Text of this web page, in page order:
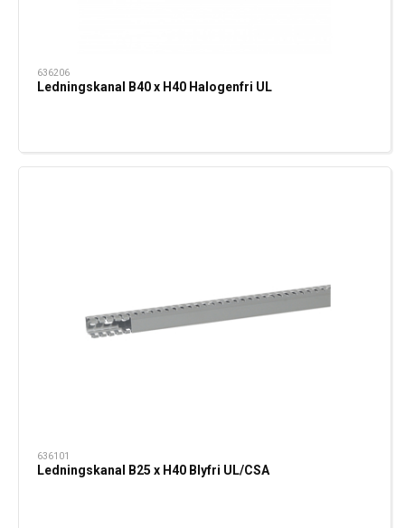
636206
Ledningskanal B40 x H40 Halogenfri UL
636101
Ledningskanal B25 x H40 Blyfri UL/CSA